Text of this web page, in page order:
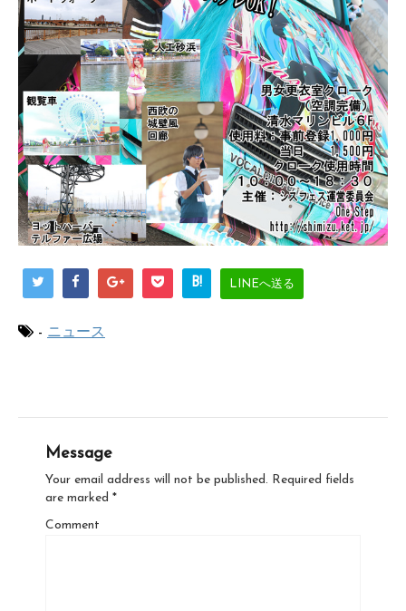
B! LINEへ送る
- ニュース
Message
Your email address will not be published. Required fields
are marked *
Comment